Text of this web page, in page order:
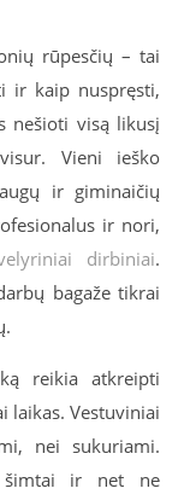
rūpesčių – tai
ir kaip nuspręsti,
nešioti visą likusį
Vieni ieško
ir giminaičių
ir nori,
dirbiniai.
bagaže tikrai
reikia atkreipti
laikas. Vestuviniai
nei sukuriami.
šimtai ir net ne